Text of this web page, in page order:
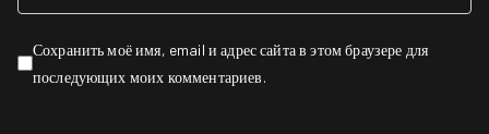
Сохранить моё имя, email и адрес сайта в этом браузере для
последующих моих комментариев.